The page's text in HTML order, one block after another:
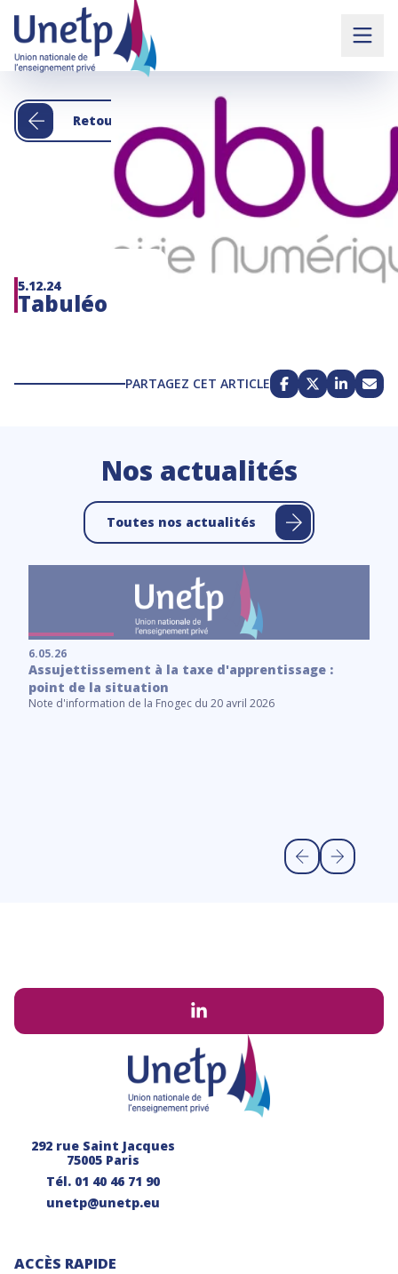
Retour aux actualités
5.12.24
Tabuléo
PARTAGEZ CET ARTICLE
Nos actualités
Toutes nos actualités
6.05.26
Assujettissement à la taxe d'apprentissage :
point de la situation
Note d'information de la Fnogec du 20 avril 2026
292 rue Saint Jacques
75005 Paris
Tél. 01 40 46 71 90
unetp@unetp.eu
ACCÈS RAPIDE